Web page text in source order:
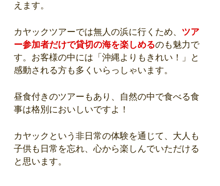
えます。
カヤックツアーでは無人の浜に行くため、 ツア
ー参加者だけで貸切の海を楽しめるのも魅力で
す。お客様の中には「沖縄よりもきれい！」と
感動される方も多くいらっしゃいます。
昼食付きのツアーもあり、自然の中で食べる食
事は格別においしいですよ！
カヤックという非日常の体験を通じて、大人も
子供も日常を忘れ、心から楽しんでいただける
と思います。